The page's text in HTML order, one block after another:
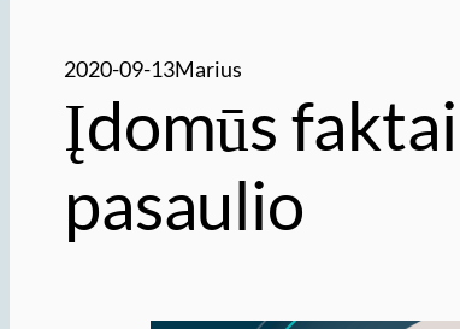
2020-09-13Marius
Įdomūs
pasaulio